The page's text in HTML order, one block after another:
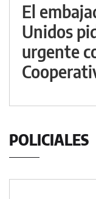
El
Unidos
urgente
POLICIALES